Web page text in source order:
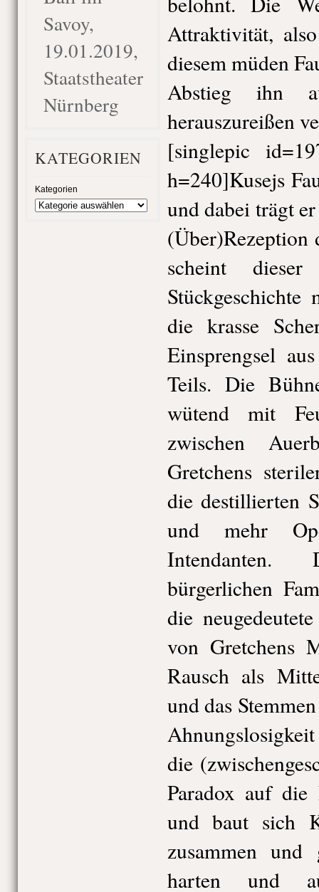
Savoy,
19.01.2019,
Staatstheater
Nürnberg
KATEGORIEN
Kategorien
Attraktivität,
diesem müden
Abstieg ihn
herauszureißen
[singlepic
h=240]Kusejs
und dabei trägt
scheint
die krasse
Einsprengsel
Teils. Die
wütend mit
zwischen
Gretchens
die destillierten
und mehr
bürgerlichen
die
von Gretchens
Rausch als
und das
die
Paradox auf
und baut sich
zusammen und
harten und